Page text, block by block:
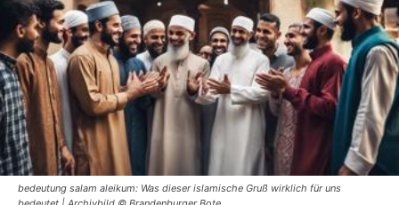
bedeutung salam aleikum: Was dieser islamische Gruß wirklich für uns